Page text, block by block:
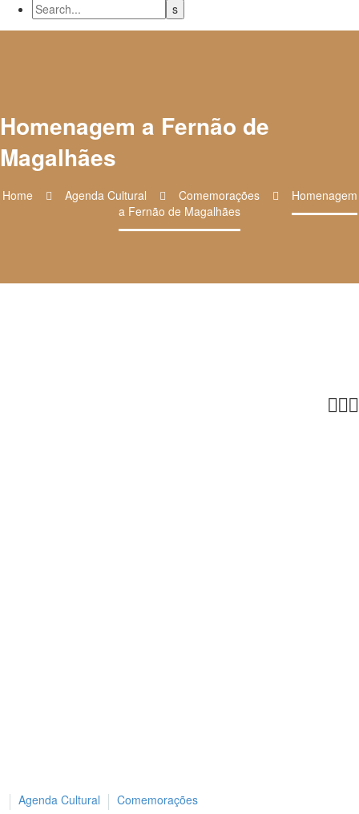
Homenagem a Fernão de
Magalhães
Home Agenda Cultural Comemorações
Homenagem
a Fernão de Magalhães

Agenda Cultural
Comemorações